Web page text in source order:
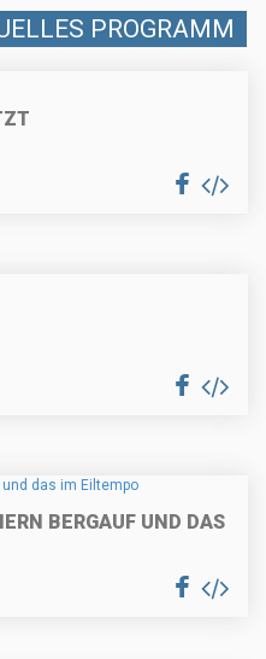
PROGRAMM
BERGAUF UND DAS